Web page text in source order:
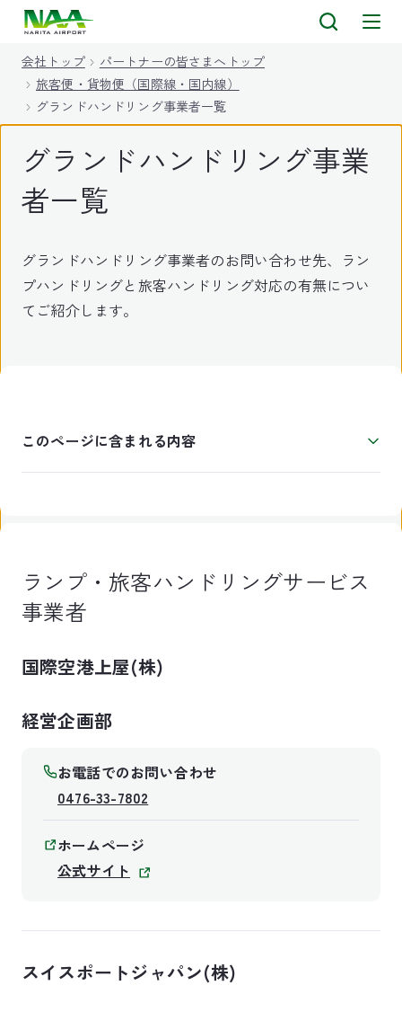
会社トップ
パートナーの皆さまへトップ
旅客便・貨物便（国際線・国内線）
グランドハンドリング事業者一覧
グランドハンドリング事業
者一覧
グランドハンドリング事業者のお問い合わせ先、ラン
プハンドリングと旅客ハンドリング対応の有無につい
てご紹介します。
このページに含まれる内容
ランプ・旅客ハンドリングサービス
事業者
国際空港上屋(株)
経営企画部
お電話でのお問い合わせ
0476-33-7802
ホームページ
公式サイト
スイスポートジャパン(株)